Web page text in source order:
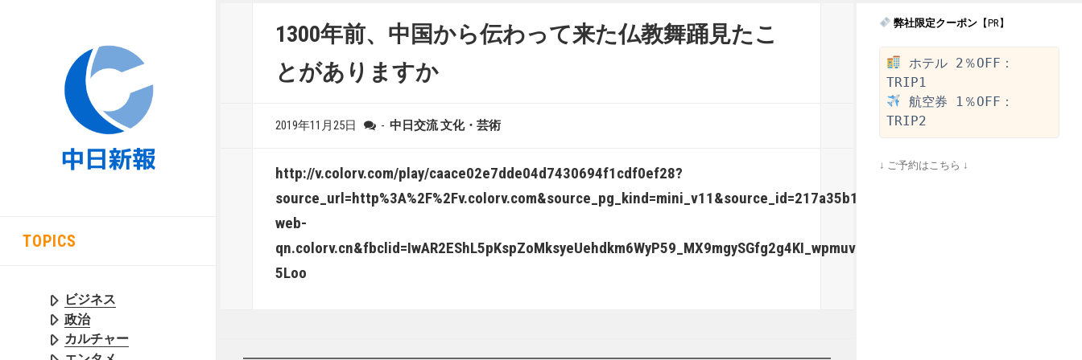
TOPICS
ビジネス
政治
カルチャー
1300年前、中国から伝わって来た仏教舞踊見たこ
とがありますか
2019年11月25日 - 中日交流文化・芸術
http://v.colorv.com/play/caace02e7dde04d7430694f1cdf0ef28?
web-
qn.colorv.cn&fbclid=IwAR2EShL5pKspZoMksyeUehdkm6WyP59_MX9mgySGfg2g4KI_wpmuv–
5Loo
弊社限定クーポン【PR】
ホテル 2％OFF：
航空券 1％OFF：
↓ ご予約はこちら ↓